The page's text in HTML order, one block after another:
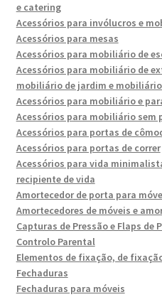
e catering
Acessórios para invólucros e
Acessórios para mesas
Acessórios para mobiliário de
Acessórios para mobiliário de
mobiliário de jardim e
Acessórios para mobiliário e
Acessórios para mobiliário sem
Acessórios para portas de
Acessórios para portas de correr
Acessórios para vida
recipiente de vida
Amortecedor de porta para
Amortecedores de móveis e
Capturas de Pressão e Flaps de
Controlo Parental
Elementos de fixação, de
Fechaduras
Fechaduras para móveis